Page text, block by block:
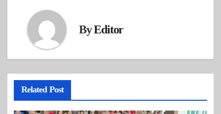
ByEditor
Related Post